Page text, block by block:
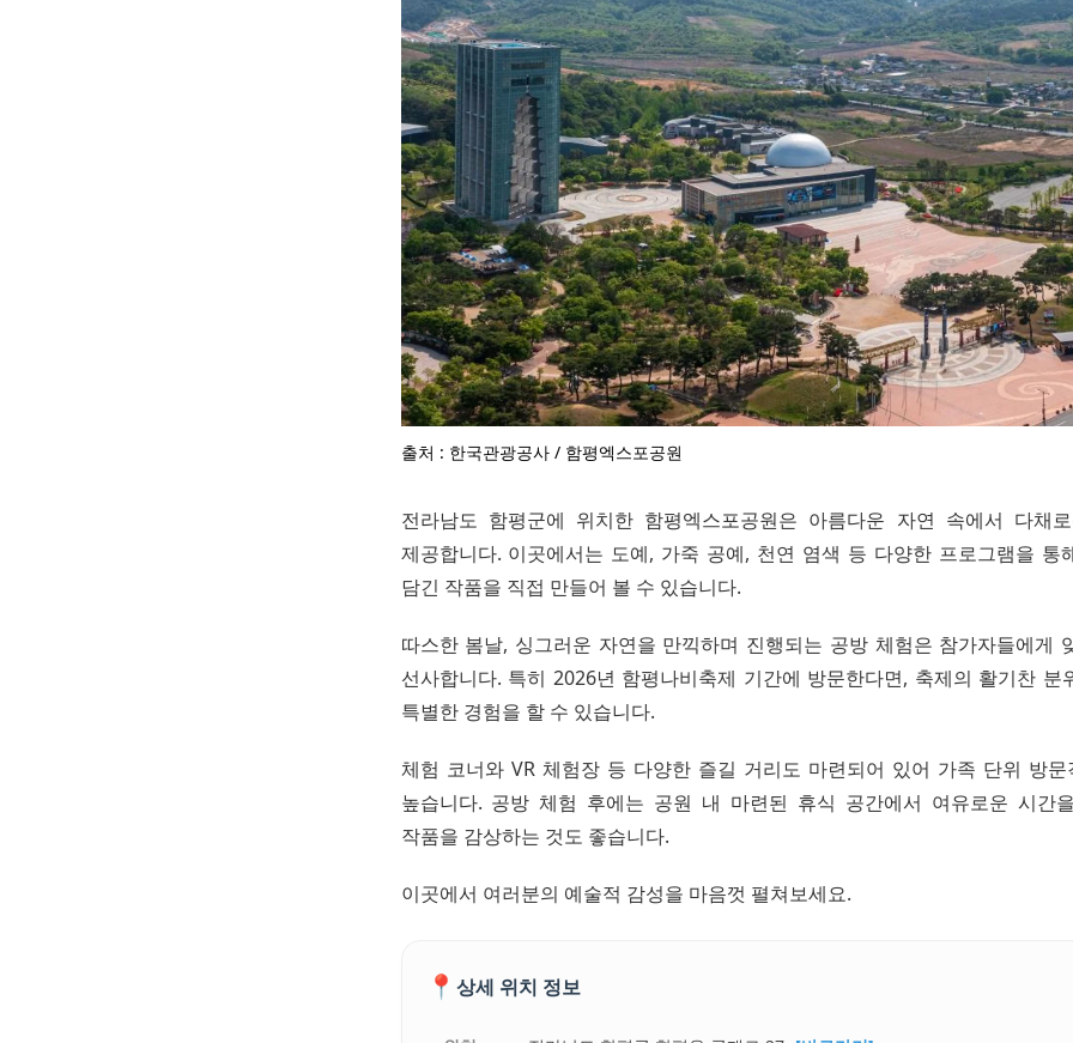
출처 : 한국관광공사 / 함평엑스포공원
전라남도 함평군에 위치한 함평엑스포공원은 아름다운 자연 속에서 다채
제공합니다. 이곳에서는 도예, 가죽 공예, 천연 염색 등 다양한 프로그램을 통
담긴 작품을 직접 만들어 볼 수 있습니다.
따스한 봄날, 싱그러운 자연을 만끽하며 진행되는 공방 체험은 참가자들에게
선사합니다. 특히 2026년 함평나비축제 기간에 방문한다면, 축제의 활기찬 분
특별한 경험을 할 수 있습니다.
체험 코너와 VR 체험장 등 다양한 즐길 거리도 마련되어 있어 가족 단위 방
높습니다. 공방 체험 후에는 공원 내 마련된 휴식 공간에서 여유로운 시간
작품을 감상하는 것도 좋습니다.
이곳에서 여러분의 예술적 감성을 마음껏 펼쳐보세요.
📍 상세 위치 정보